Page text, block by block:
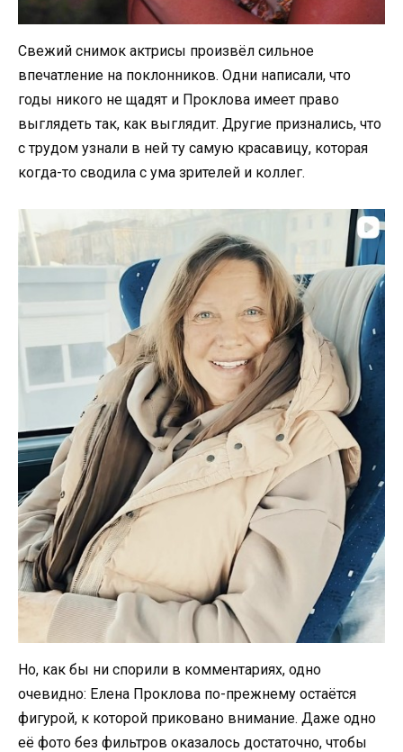
Свежий снимок актрисы произвёл сильное
впечатление на поклонников. Одни написали, что
годы никого не щадят и Проклова имеет право
выглядеть так, как выглядит. Другие признались, что
с трудом узнали в ней ту самую красавицу, которая
когда-то сводила с ума зрителей и коллег.
Но, как бы ни спорили в комментариях, одно
очевидно: Елена Проклова по-прежнему остаётся
фигурой, к которой приковано внимание. Даже одно
её фото без фильтров оказалось достаточно, чтобы